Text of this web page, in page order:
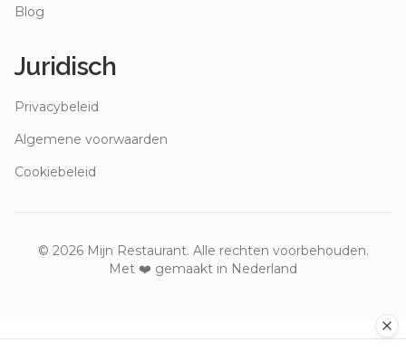
Blog
Juridisch
Privacybeleid
Algemene voorwaarden
Cookiebeleid
© 2026Mijn Restaurant. Alle rechten voorbehouden.
Met ❤️ gemaakt in Nederland